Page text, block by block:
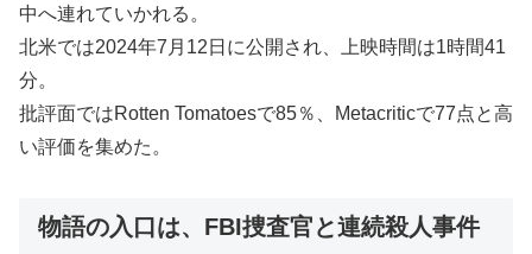
中へ連れていかれる。
北米では2024年7月12日に公開され、上映時間は1時間41
分。
批評面ではRotten Tomatoesで85％、Metacriticで77点と高
い評価を集めた。
物語の入口は、FBI捜査官と連続殺人事件